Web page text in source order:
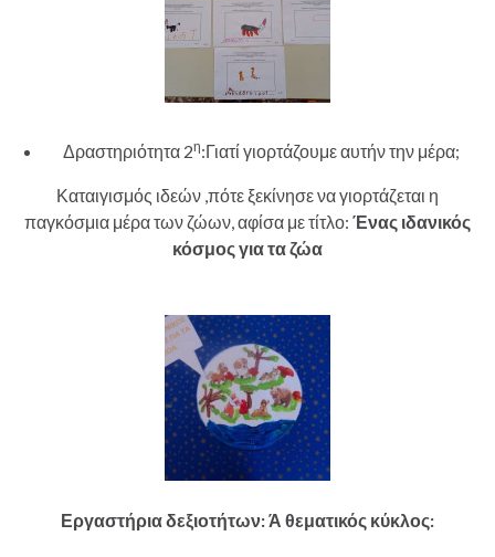
Δραστηριότητα 2η:Γιατί γιορτάζουμε αυτήν την μέρα;
Καταιγισμός ιδεών ,πότε ξεκίνησε να γιορτάζεται η
παγκόσμια μέρα των ζώων, αφίσα με τίτλο: Ένας ιδανικός
κόσμος για τα ζώα
Εργαστήρια δεξιοτήτων: Ά θεματικός κύκλος: